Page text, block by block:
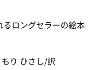
るロングセラーの絵本
り ひさし/訳